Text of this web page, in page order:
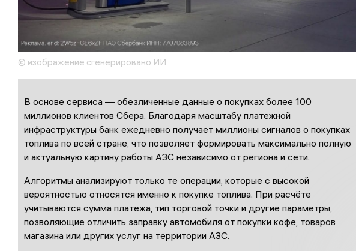
© изображение сгенерировано ИИ
В основе сервиса — обезличенные данные о покупках более 100
миллионов клиентов Сбера. Благодаря масштабу платежной
инфраструктуры банк ежедневно получает миллионы сигналов о покупках
топлива по всей стране, что позволяет формировать максимально полную
и актуальную картину работы АЗС независимо от региона и сети.
Алгоритмы анализируют только те операции, которые с высокой
вероятностью относятся именно к покупке топлива. При расчёте
учитываются сумма платежа, тип торговой точки и другие параметры,
позволяющие отличить заправку автомобиля от покупки кофе, товаров
магазина или других услуг на территории АЗС.